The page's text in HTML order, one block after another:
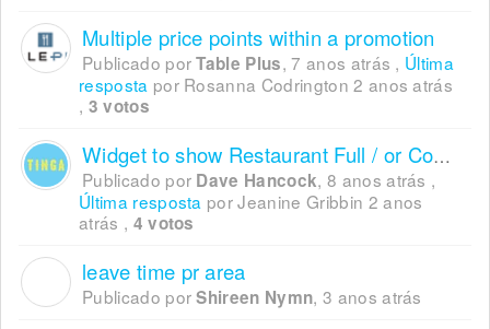
Multiple price points within a promotion
Publicado porTable Plus,7 anos atrás , Última
resposta por Rosanna Codrington2 anos atrás
, 3 votos
Widget to show Restaurant Full / or Contact Restaurant
Publicado por Dave Hancock, 8 anos atrás ,
Última resposta por Jeanine Gribbin 2 anos
atrás , 4 votos
leave time pr area
Publicado porShireen Nymn, 3 anos atrás